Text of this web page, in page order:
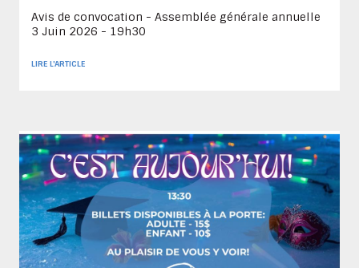
Avis de convocation - Assemblée générale annuelle
3 Juin 2026 - 19h30
LIRE L'ARTICLE